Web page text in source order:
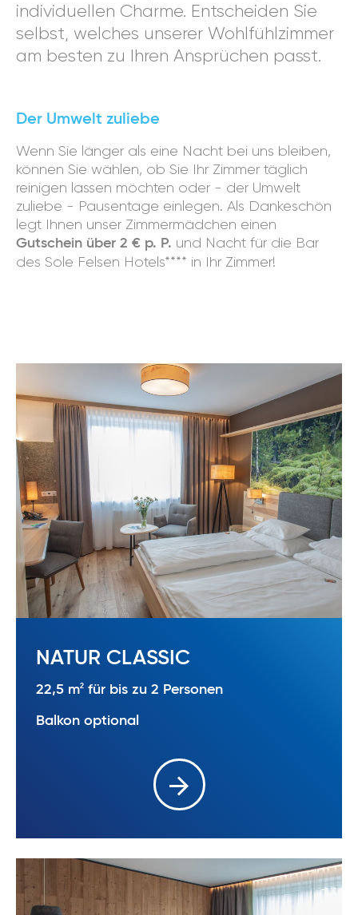
individuellen Charme. Entscheiden Sie
selbst, welches unserer Wohlfühlzimmer
am besten zu Ihren Ansprüchen passt.
Der Umwelt zuliebe
Wenn Sie länger als eine Nacht bei uns bleiben,
können Sie wählen, ob Sie Ihr Zimmer täglich
reinigen lassen möchten oder - der Umwelt
zuliebe - Pausentage einlegen. Als Dankeschön
legt Ihnen unser Zimmermädchen einen
Gutschein über 2 € p. P. und Nacht für die Bar
des Sole Felsen Hotels**** in Ihr Zimmer!
NATUR CLASSIC
22,5 m2 für bis zu 2 Personen
Balkon optional